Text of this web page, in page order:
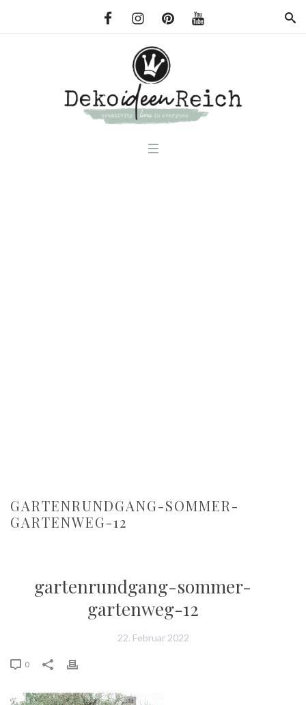
GARTENRUNDGANG-SOMMER-
GARTENWEG-12
gartenrundgang-sommer-
gartenweg-12
22. Februar 2022
0